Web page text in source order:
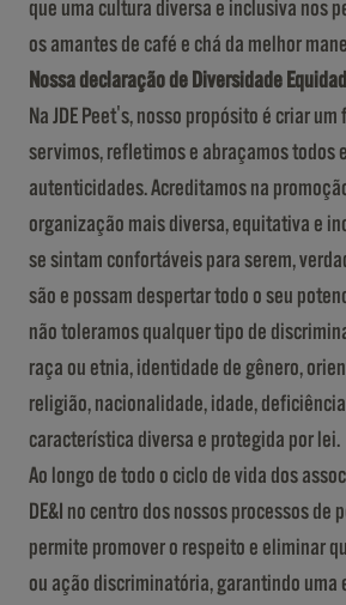
que uma cultura diversa e inclusiva nos
os amantes de café e chá da melhor
Nossa declaração de Diversidade
Na JDE Peet's, nosso propósito é criar
servimos, refletimos e abraçamos todos
autenticidades. Acreditamos na
organização mais diversa, equitativa e
se sintam confortáveis para serem,
são e possam despertar todo o seu
não toleramos qualquer tipo de
raça ou etnia, identidade de gênero,
religião, nacionalidade, idade,
característica diversa e protegida por lei.
Ao longo de todo o ciclo de vida dos
DE&I no centro dos nossos processos de
permite promover o respeito e eliminar
ou ação discriminatória, garantindo uma